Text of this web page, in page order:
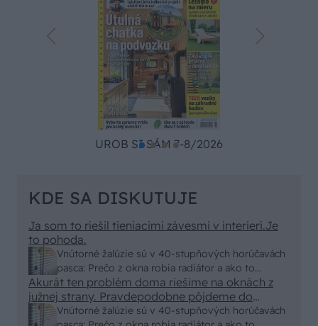
UROB SI SÁM 7-8/2026
KDE SA DISKUTUJE
Vnútorné žalúzie sú v 40-stupňových horúčavách
pasca: Prečo z okna robia radiátor a ako to
vyriešiť za pár eur?
Ja som to riešil tieniacimi závesmi v interieri.Je
to pohoda.
Vnútorné žalúzie sú v 40-stupňových horúčavách
Akurát ten problém doma riešime na oknách z
južnej strany. Pravdepodobne pôjdeme do
vonkajšieho tienenia na spôsob markízy